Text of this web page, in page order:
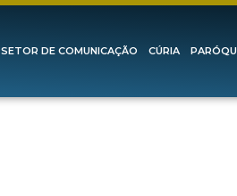
SETOR DE COMUNICAÇÃO CÚRIA